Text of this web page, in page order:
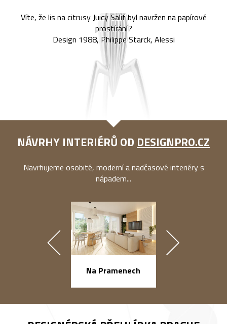
Víte, že lis na citrusy Juicy Salif byl navržen na papírové
prostírání?
Design 1988, Philippe Starck, Alessi
NÁVRHY INTERIÉRŮ OD DESIGNPRO.CZ
Navrhujeme osobité, moderní a nadčasové interiéry s
nápadem...
Na Pramenech